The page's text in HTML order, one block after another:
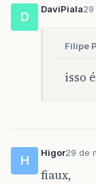
D
DaviPiala
Filipe
isso
H
Higor29 de
fiaux,